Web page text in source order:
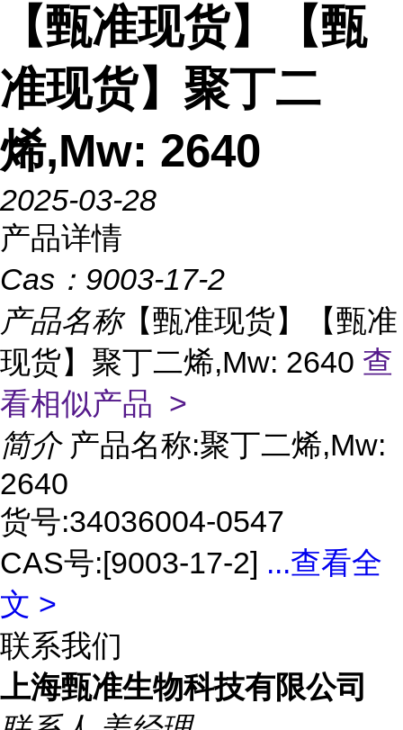
【甄准现货】【甄
准现货】聚丁二
烯,Mw: 2640
2025-03-28
产品详情
Cas： 9003-17-2
产品名称【甄准现货】【甄准
现货】聚丁二烯,Mw: 2640 查
看相似产品 >
简介 产品名称:聚丁二烯,Mw:
2640
货号:34036004-0547
CAS号:[9003-17-2] ...查看全
文 >
联系我们
上海甄准生物科技有限公司